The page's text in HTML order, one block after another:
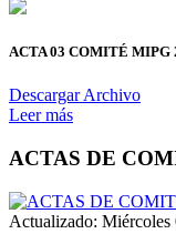
ACTA 03 COMITÉ MIPG
Descargar Archivo
Leer más
ACTAS DE
Actualizado: